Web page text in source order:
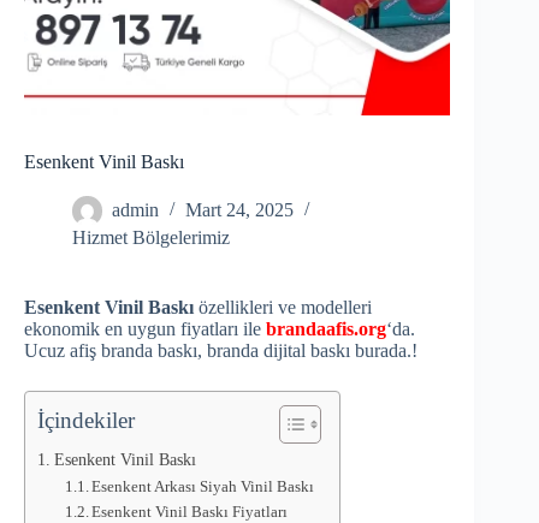
Esenkent Vinil Baskı
admin
Mart 24, 2025
Hizmet Bölgelerimiz
Esenkent Vinil Baskı özellikleri ve modelleri
ekonomik en uygun fiyatları ile brandaafis.org‘da.
Ucuz afiş branda baskı, branda dijital baskı burada.!
İçindekiler
Esenkent Vinil Baskı
Esenkent Arkası Siyah Vinil Baskı
Esenkent Vinil Baskı Fiyatları